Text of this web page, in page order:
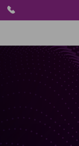
PRODUKTE
ANWENDUNGEN
PATIENTEN
RESSOURCEN
ABOUT US